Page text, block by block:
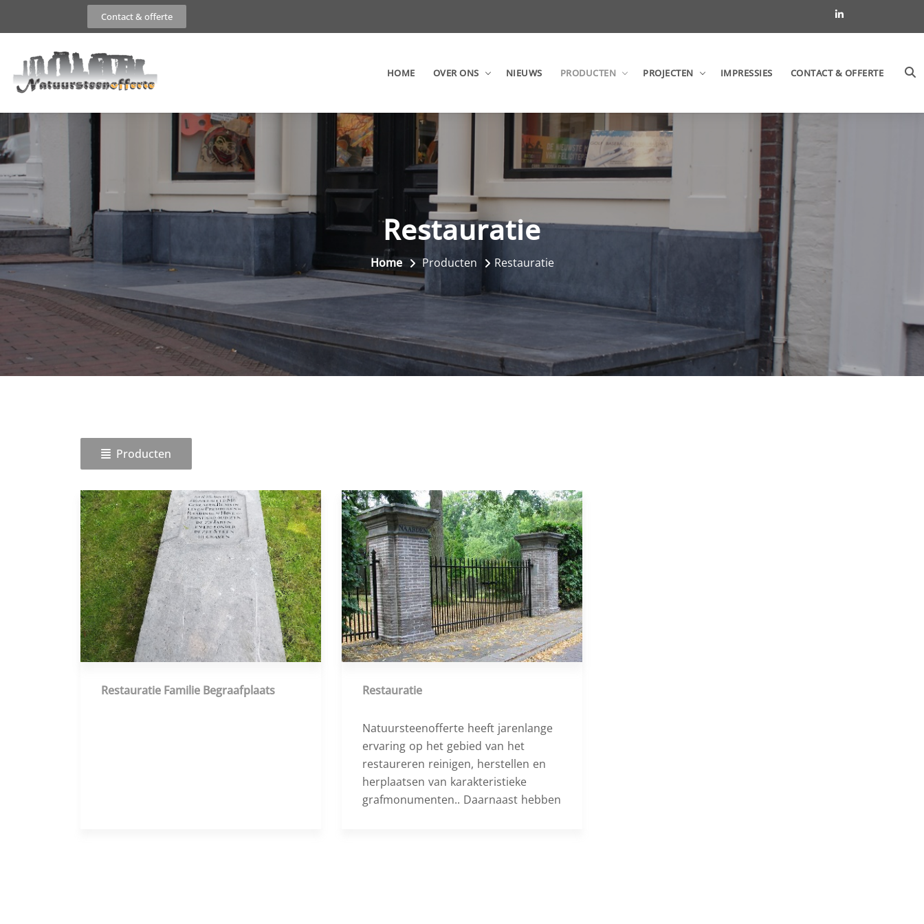
Contact & offerte
HOME OVER ONS NIEUWS PRODUCTEN PROJECTEN IMPRESSIES CONTACT & OFFERTE
Restauratie
Home Producten Restauratie
Producten
Restauratie Familie Begraafplaats Restauratie
Natuursteenofferte heeft jarenlange
ervaring op het gebied van het
restaureren reinigen, herstellen en
herplaatsen van karakteristieke
grafmonumenten.. Daarnaast hebben